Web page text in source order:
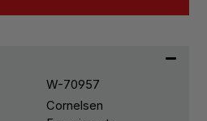
W-70957
Cornelsen